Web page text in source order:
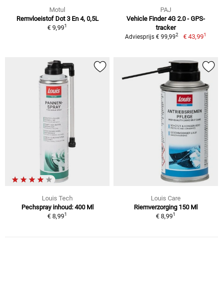
Motul
Remvloeistof Dot 3 En 4, 0,5L
€ 9,991
PAJ
Vehicle Finder 4G 2.0 - GPS-
tracker
Adviesprijs € 99,992 € 43,991
Louis Tech
Pechspray inhoud: 400 Ml
€ 8,991
Louis Care
Riemverzorging 150 Ml
€ 8,991